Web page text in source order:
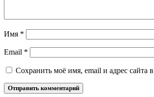
Имя *
Email *
Сохранить моё имя, email и адрес сайта